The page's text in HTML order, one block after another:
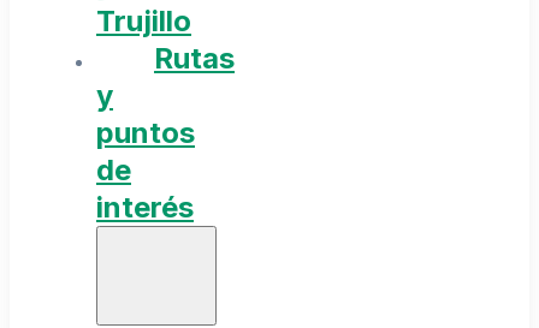
Trujillo
Rutas
y
puntos
de
interés